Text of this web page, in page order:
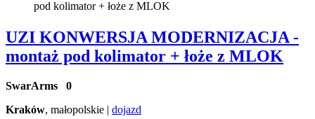
UZI KONWERSJA MODERNIZACJA -
montaż pod kolimator + łoże z MLOK
SwarArms 0
Kraków, małopolskie | dojazd